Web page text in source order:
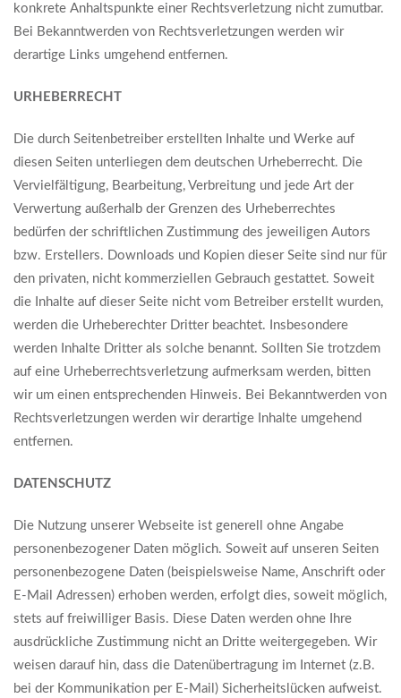
konkrete Anhaltspunkte einer Rechtsverletzung nicht zumutbar.
Bei Bekanntwerden von Rechtsverletzungen werden wir
derartige Links umgehend entfernen.
URHEBERRECHT
Die durch Seitenbetreiber erstellten Inhalte und Werke auf
diesen Seiten unterliegen dem deutschen Urheberrecht. Die
Vervielfältigung, Bearbeitung, Verbreitung und jede Art der
Verwertung außerhalb der Grenzen des Urheberrechtes
bedürfen der schriftlichen Zustimmung des jeweiligen Autors
bzw. Erstellers. Downloads und Kopien dieser Seite sind nur für
den privaten, nicht kommerziellen Gebrauch gestattet. Soweit
die Inhalte auf dieser Seite nicht vom Betreiber erstellt wurden,
werden die Urheberechter Dritter beachtet. Insbesondere
werden Inhalte Dritter als solche benannt. Sollten Sie trotzdem
auf eine Urheberrechtsverletzung aufmerksam werden, bitten
wir um einen entsprechenden Hinweis. Bei Bekanntwerden von
Rechtsverletzungen werden wir derartige Inhalte umgehend
entfernen.
DATENSCHUTZ
Die Nutzung unserer Webseite ist generell ohne Angabe
personenbezogener Daten möglich. Soweit auf unseren Seiten
personenbezogene Daten (beispielsweise Name, Anschrift oder
E-Mail Adressen) erhoben werden, erfolgt dies, soweit möglich,
stets auf freiwilliger Basis. Diese Daten werden ohne Ihre
ausdrückliche Zustimmung nicht an Dritte weitergegeben. Wir
weisen darauf hin, dass die Datenübertragung im Internet (z.B.
bei der Kommunikation per E-Mail) Sicherheitslücken aufweist.